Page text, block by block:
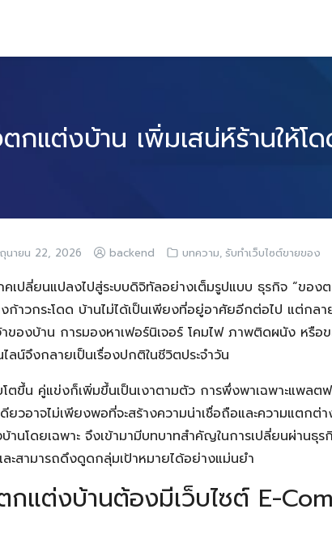
กแต่งบ้าน เพิ่มเสน่ห์ร้านให้โ
นายน 22, 2026 backend บทความ, รับทำเว็บไซต์ขายของ
เปลี่ยนแปลงไปสู่ระบบดิจิทัลอย่างเต็มรูปแบบ ธุรกิจ “ของ
ก้าวกระโดด บ้านไม่ได้เป็นเพียงที่อยู่อาศัยอีกต่อไป แต่กล
ของบ้าน การมองหาเฟอร์นิเจอร์ โคมไฟ ภาพติดผนัง หรือ
น์จึงกลายเป็นเรื่องปกติในชีวิตประจำวัน
ตขึ้น คู่แข่งก็เพิ่มขึ้นเป็นเงาตามตัว การพึ่งพาเฉพาะแพลต
วอาจไม่เพียงพอที่จะสร้างความน่าเชื่อถือและความแตกต่า
านโดยเฉพาะ จึงเข้ามามีบทบาทสำคัญในการเปลี่ยนผ่านธุ
สามารถดึงดูดกลุ่มเป้าหมายได้อย่างแม่นยำ
กแต่งบ้านต้องมีเว็บไซต์ E-